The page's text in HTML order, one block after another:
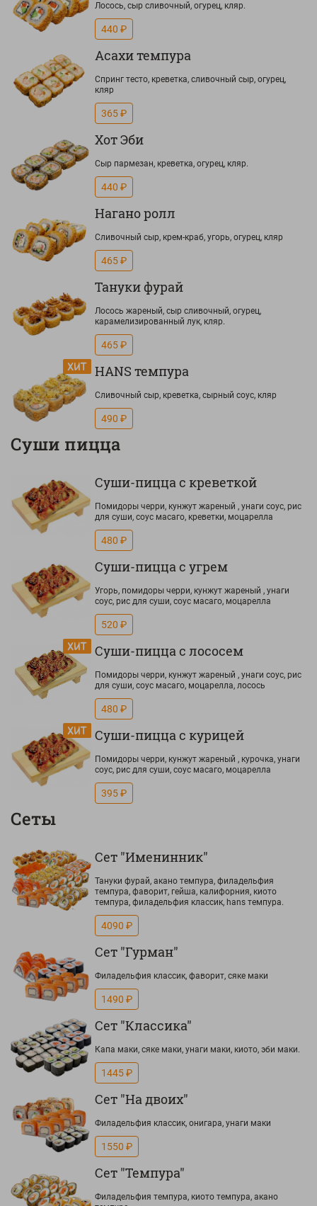
Лосось, сыр сливочный, огурец, кляр.
440 ₽
Асахи темпура
Спринг тесто, креветка, сливочный сыр, огурец,
кляр
365 ₽
Хот Эби
Сыр пармезан, креветка, огурец, кляр.
440 ₽
Нагано ролл
Сливочный сыр, крем-краб, угорь, огурец, кляр
465 ₽
Тануки фурай
Лосось жареный, сыр сливочный, огурец,
карамелизированный лук, кляр.
465 ₽
HANS темпура
Сливочный сыр, креветка, сырный соус, кляр
490 ₽
Суши пицца
Суши-пицца с креветкой
Помидоры черри, кунжут жареный , унаги соус, рис
для суши, соус масаго, креветки, моцарелла
480 ₽
Суши-пицца с угрем
Угорь, помидоры черри, кунжут жареный , унаги
соус, рис для суши, соус масаго, моцарелла
520 ₽
Суши-пицца с лососем
Помидоры черри, кунжут жареный , унаги соус, рис
для суши, соус масаго, моцарелла, лосось
480 ₽
Суши-пицца с курицей
Помидоры черри, кунжут жареный , курочка, унаги
соус, рис для суши, соус масаго, моцарелла
395 ₽
Сеты
Сет "Именинник"
Тануки фурай, акано темпура, филадельфия
темпура, фаворит, гейша, калифорния, киото
темпура, филадельфия классик, hans темпура.
4090 ₽
Сет "Гурман"
Филадельфия классик, фаворит, сяке маки
1490 ₽
Сет "Классика"
Капа маки, сяке маки, унаги маки, киото, эби маки.
1445 ₽
Сет "На двоих"
Филадельфия классик, онигара, унаги маки
1550 ₽
Сет "Темпура"
Филадельфия темпура, киото темпура, акано